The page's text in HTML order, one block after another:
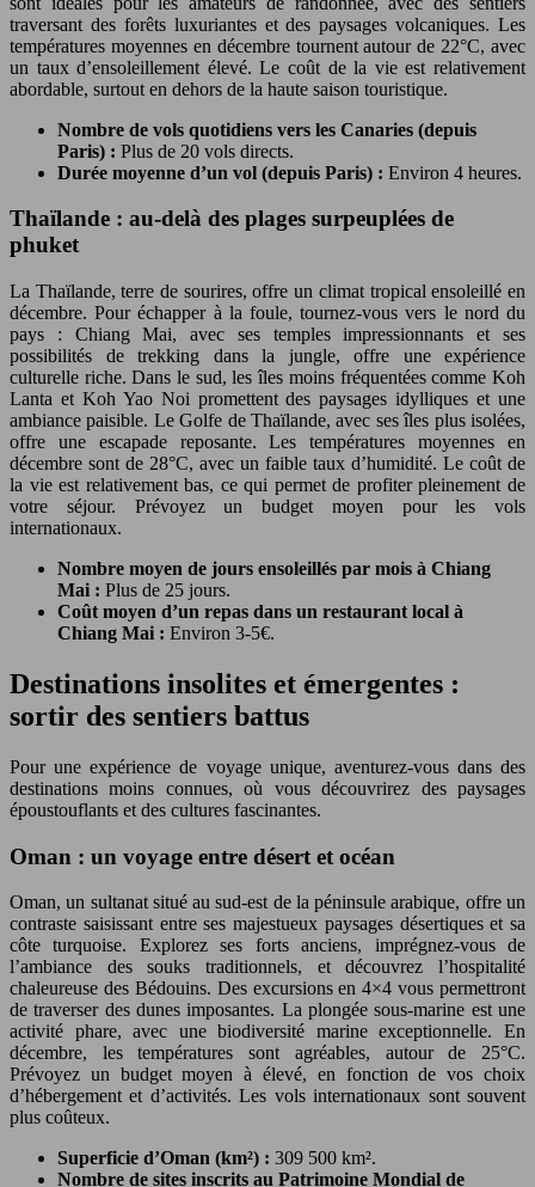
traversant des forêts luxuriantes et des paysages volcaniques. Les
températures moyennes en décembre tournent autour de 22°C, avec
un taux d’ensoleillement élevé. Le coût de la vie est relativement
abordable, surtout en dehors de la haute saison touristique.
Nombre de vols quotidiens vers les Canaries (depuis
Paris) : Plus de 20 vols directs.
Durée moyenne d’un vol (depuis Paris) : Environ 4 heures.
Thaïlande : au-delà des plages surpeuplées de
phuket
La Thaïlande, terre de sourires, offre un climat tropical ensoleillé en
décembre. Pour échapper à la foule, tournez-vous vers le nord du
pays : Chiang Mai, avec ses temples impressionnants et ses
possibilités de trekking dans la jungle, offre une expérience
culturelle riche. Dans le sud, les îles moins fréquentées comme Koh
Lanta et Koh Yao Noi promettent des paysages idylliques et une
ambiance paisible. Le Golfe de Thaïlande, avec ses îles plus isolées,
offre une escapade reposante. Les températures moyennes en
décembre sont de 28°C, avec un faible taux d’humidité. Le coût de
la vie est relativement bas, ce qui permet de profiter pleinement de
votre séjour. Prévoyez un budget moyen pour les vols
internationaux.
Nombre moyen de jours ensoleillés par mois à Chiang
Mai : Plus de 25 jours.
Coût moyen d’un repas dans un restaurant local à
Chiang Mai : Environ 3-5€.
Destinations insolites et émergentes :
sortir des sentiers battus
Pour une expérience de voyage unique, aventurez-vous dans des
destinations moins connues, où vous découvrirez des paysages
époustouflants et des cultures fascinantes.
Oman : un voyage entre désert et océan
Oman, un sultanat situé au sud-est de la péninsule arabique, offre un
contraste saisissant entre ses majestueux paysages désertiques et sa
côte turquoise. Explorez ses forts anciens, imprégnez-vous de
l’ambiance des souks traditionnels, et découvrez l’hospitalité
chaleureuse des Bédouins. Des excursions en 4×4 vous permettront
de traverser des dunes imposantes. La plongée sous-marine est une
activité phare, avec une biodiversité marine exceptionnelle. En
décembre, les températures sont agréables, autour de 25°C.
Prévoyez un budget moyen à élevé, en fonction de vos choix
d’hébergement et d’activités. Les vols internationaux sont souvent
plus coûteux.
Superficie d’Oman (km²) : 309 500 km².
Nombre de sites inscrits au Patrimoine Mondial de